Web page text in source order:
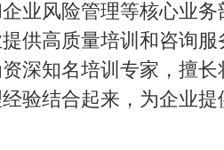
业风险管理等核心业
供高质量培训和咨询
深知名培训专家，擅
验结合起来，为企业